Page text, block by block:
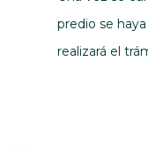
predio se
realizará el